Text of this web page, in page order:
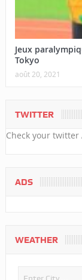
Jeux
Tokyo
août 20, 2021
TWITTER
Check your twitter
ADS
WEATHER